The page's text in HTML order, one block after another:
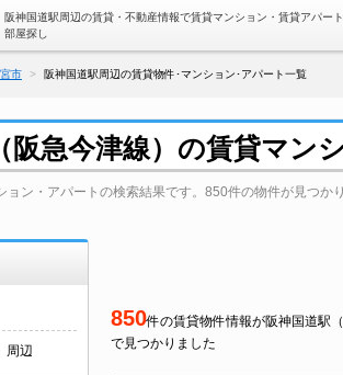
阪神国道駅周辺の賃貸・不動産情報で賃貸マンション・賃貸アパー
部屋探し
市 阪神国道駅周辺の賃貸物件･マンション･アパート一覧
阪急今津線）の賃貸マン
ョン・アパートの検索結果です。850件の物件が見つか
周辺
850件の賃貸物件情報が阪神国道駅
で見つかりました